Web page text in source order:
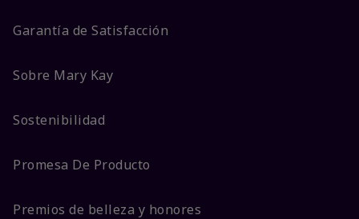
Garantía de Satisfacción
Sobre Mary Kay
Sostenibilidad
Promesa De Producto
Premios de belleza y honores